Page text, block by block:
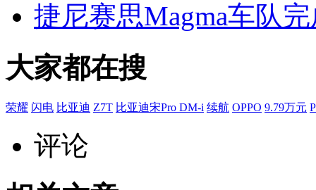
捷尼赛思Magma车队
大家都在搜
荣耀 闪电 比亚迪 Z7T 比亚迪宋Pro DM-i 续航 OPPO 9.79万元
评论